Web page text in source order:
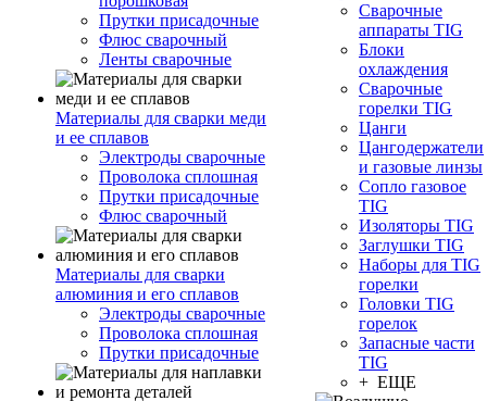
Прутки присадочные
Флюс сварочный
Ленты сварочные
Материалы для сварки меди
и ее сплавов
Электроды сварочные
Проволока сплошная
Прутки присадочные
Флюс сварочный
Материалы для сварки
алюминия и его сплавов
Электроды сварочные
Проволока сплошная
Прутки присадочные
Сварочные
аппараты TIG
Блоки
охлаждения
Сварочные
горелки TIG
Цанги
Цангодержатели
и газовые линзы
Сопло газовое
TIG
Изоляторы TIG
Заглушки TIG
Наборы для TIG
горелки
Головки TIG
горелок
Запасные части
TIG
+ ЕЩЕ